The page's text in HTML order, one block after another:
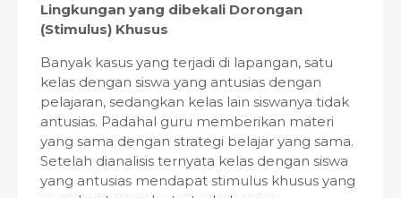
Lingkungan yang dibekali Dorongan
(Stimulus) Khusus
Banyak kasus yang terjadi di lapangan, satu
kelas dengan siswa yang antusias dengan
pelajaran, sedangkan kelas lain siswanya tidak
antusias. Padahal guru memberikan materi
yang sama dengan strategi belajar yang sama.
Setelah dianalisis ternyata kelas dengan siswa
yang antusias mendapat stimulus khusus yang